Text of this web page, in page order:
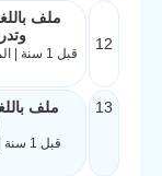
12
ملف
قبل 1 سنة | المشاهدات: 6106 | الحجم: 457.8KB
13
ملف
قبل 1 سنة | المشاهدات: 33774 | الحجم: 321.9KB